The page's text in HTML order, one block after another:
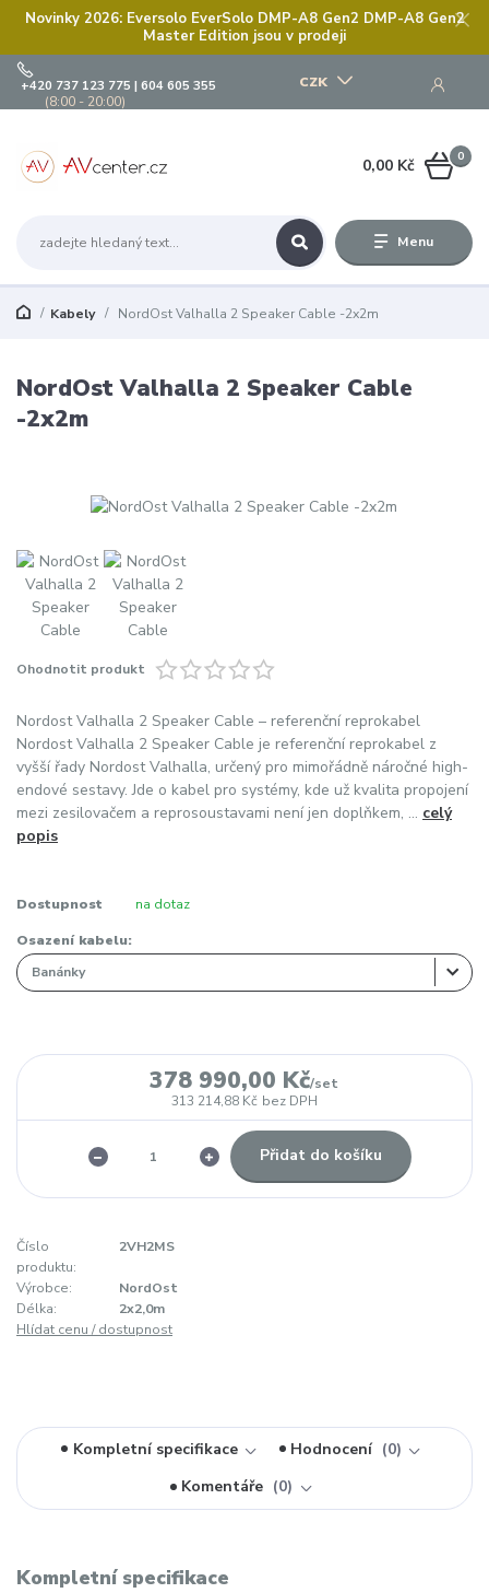
Novinky 2026: Eversolo EverSolo DMP-A8 Gen2 DMP-A8 Gen2
Master Edition jsou v prodeji
Menu
CZK
+420 737 123 775 | 604 605 355
(8:00 - 20:00)
0
0,00 Kč
Kabely NordOst Valhalla 2 Speaker Cable -2x2m
NordOst Valhalla 2 Speaker Cable
-2x2m
Ohodnotit produkt
Nordost Valhalla 2 Speaker Cable – referenční reprokabel
Nordost Valhalla 2 Speaker Cable je referenční reprokabel z
vyšší řady Nordost Valhalla, určený pro mimořádně náročné high-
endové sestavy. Jde o kabel pro systémy, kde už kvalita propojení
mezi zesilovačem a reprosoustavami není jen doplňkem, ... celý
popis
Dostupnost na dotaz
Osazení kabelu:
378 990,00 Kč/set
313 214,88 Kč bez DPH
Přidat do košíku
Číslo
produktu:
2VH2MS
Výrobce:
NordOst
Délka:
2x2,0m
Hlídat cenu / dostupnost
Kompletní specifikace Hodnocení
0
Komentáře
0
Kompletní specifikace